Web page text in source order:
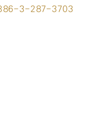
3-287-3703